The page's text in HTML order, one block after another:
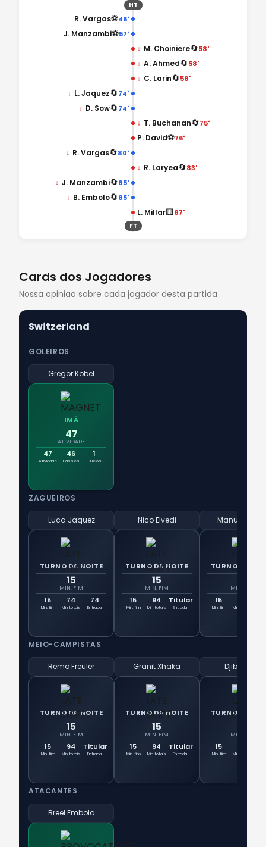
HT
46'
⚽
R. Vargas
57'
⚽
J. Manzambi
↓ M. Choiniere🔄58'
↓ A. Ahmed🔄58'
↓ C. Larin🔄58'
74'
🔄
↓ L. Jaquez
74'
🔄
↓ D. Sow
↓ T. Buchanan🔄75'
P. David⚽76'
80'
🔄
↓ R. Vargas
↓ R. Laryea🔄83'
85'
🔄
↓ J. Manzambi
85'
🔄
↓ B. Embolo
L. Millar🟨87'
FT
Cards dos Jogadores
Nossa opiniao sobre cada jogador desta partida
Switzerland
GOLEIROS
Gregor Kobel
IMÃ
47
ATIVIDADE
47
Atividade
46
Passes
1
Duelos
ZAGUEIROS
Luca Jaquez
TURNO DA NOITE
15
MIN. FIM
15
Min. fim
74
Min totais
74
Entrada
Nico Elvedi
TURNO DA NOITE
15
MIN. FIM
15
Min. fim
94
Min totais
Titular
Entrada
Manuel
TURNO DA
MIN. FIM
15
Min. fim Min totais
MEIO-CAMPISTAS
Remo Freuler
TURNO DA NOITE
15
MIN. FIM
15
Min. fim
94
Min totais
Titular
Entrada
Granit Xhaka
TURNO DA NOITE
15
MIN. FIM
15
Min. fim
94
Min totais
Titular
Entrada
Djibril Sow
TURNO DA
MIN. FIM
15
Min. fim Min totais
ATACANTES
Breel Embolo